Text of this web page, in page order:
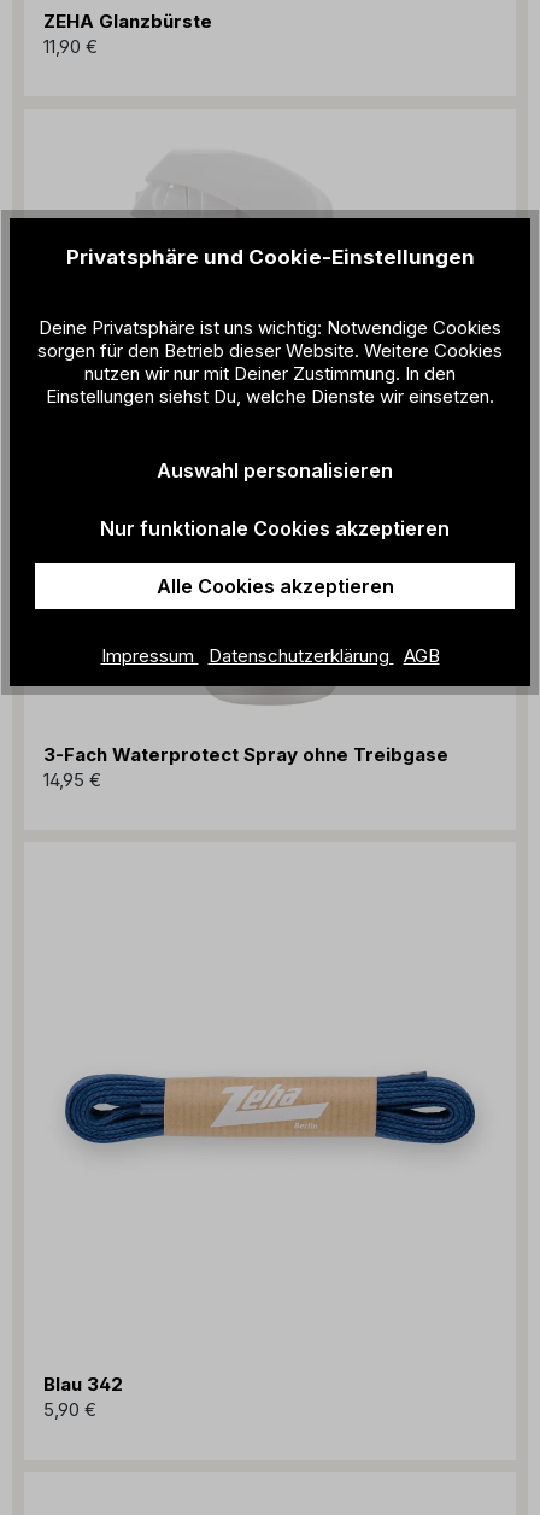
ZEHA Glanzbürste
11,90 €
3-Fach Waterprotect Spray ohne Treibgase
14,95 €
Blau 342
5,90 €
Privatsphäre und Cookie-Einstellungen
Deine Privatsphäre ist uns wichtig: Notwendige Cookies
sorgen für den Betrieb dieser Website. Weitere Cookies
nutzen wir nur mit Deiner Zustimmung. In den
Einstellungen siehst Du, welche Dienste wir einsetzen.
Auswahl personalisieren
Nur funktionale Cookies akzeptieren
Alle Cookies akzeptieren
Impressum Datenschutzerklärung AGB